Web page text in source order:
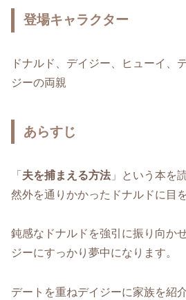
登場キャラクター
ドナルド、デイジー、ヒューイ、
ジーの両親
あらすじ
「 夫を捕まえる方法 」という本を
然外を通りかかったドナルドに目
鈍感なドナルドを強引に振り向か
ジーにすっかり夢中になります。
デートを重ねデイジーに家族を紹